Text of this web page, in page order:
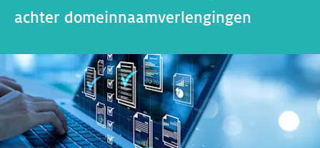
achter domeinnaamverlengingen